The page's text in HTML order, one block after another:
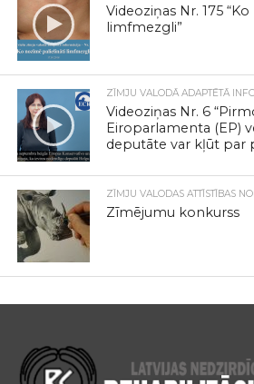
Videoziņas Nr. 175
limfmezgli”
ZĪMJU VALODĀ ADAPTĒTĀ
Videoziņas Nr. 6
Eiroparlamenta (EP)
deputāte var kļūt par
ZĪMJU VALODAS ATTĪSTĪBAS
Zīmējumu konkurss